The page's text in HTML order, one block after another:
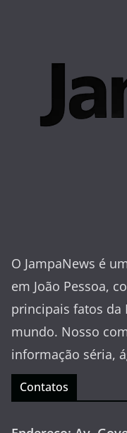
O JampaNews é
em João Pessoa,
principais fatos da
mundo. Nosso
informação séria,
Contatos